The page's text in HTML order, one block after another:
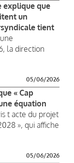
explique que
un
tient
la direction
05/06/2026
« Cap
équation
t acte du projet
», qui affiche
05/06/2026